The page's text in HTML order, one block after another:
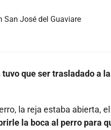
San José del Guaviare
que ser trasladado a la
la reja estaba abierta, el
la boca al perro para